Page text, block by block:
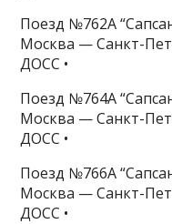
Поезд №762А
Москва — Санкт-
ДОСС •
Поезд №764А
Москва — Санкт-
ДОСС •
Поезд №766А
Москва — Санкт-
ДОСС •